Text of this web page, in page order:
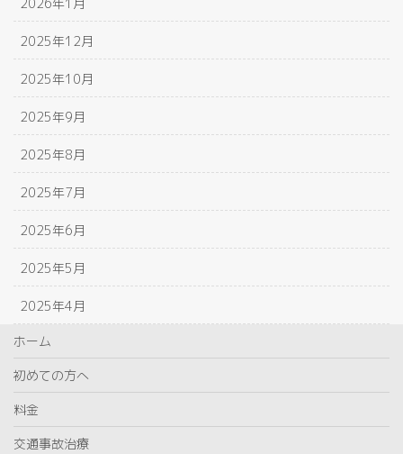
2025年12月
2025年10月
2025年9月
2025年8月
2025年7月
2025年6月
2025年5月
2025年4月
ホーム
初めての方へ
料金
交通事故治療